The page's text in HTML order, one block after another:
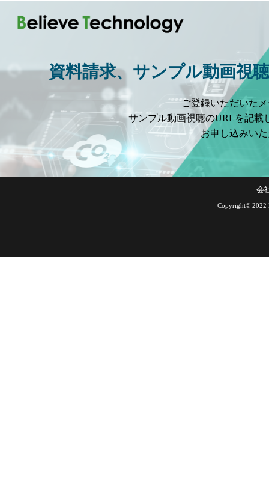
資料請求、サンプル動画視
ご登録いただいた
サンプル動画視聴のURLを記載
お申し込みい
会
Copyright© 2022